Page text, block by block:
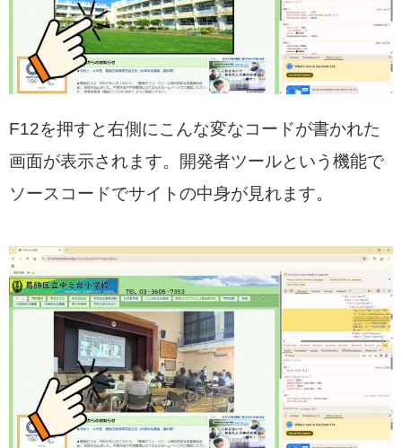
F12を押すと右側にこんな変なコードが書かれた
画面が表示されます。開発者ツールという機能で
ソースコードでサイトの中身が見れます。